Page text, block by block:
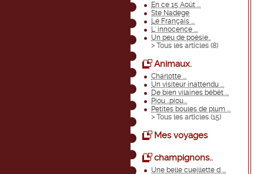
En ce 15 Août ...
Ste Nadège
Le Français ...
L' innocence ...
Un peu de poèsie..
> Tous les articles (8)
Animaux.
Charlotte ...
Un visiteur inattendu ...
De bien vilaines bébêt ...
Piou ..piou...
Petites boules de plum ...
> Tous les articles (15)
Mes voyages
champignons..
Une belle cueillette d ...